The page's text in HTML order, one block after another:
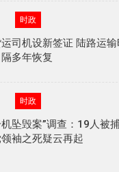
时政
司机设新签证 陆路运输
隔多年恢复
时政
坠毁案”调查：19人被捕
袖之死疑云再起